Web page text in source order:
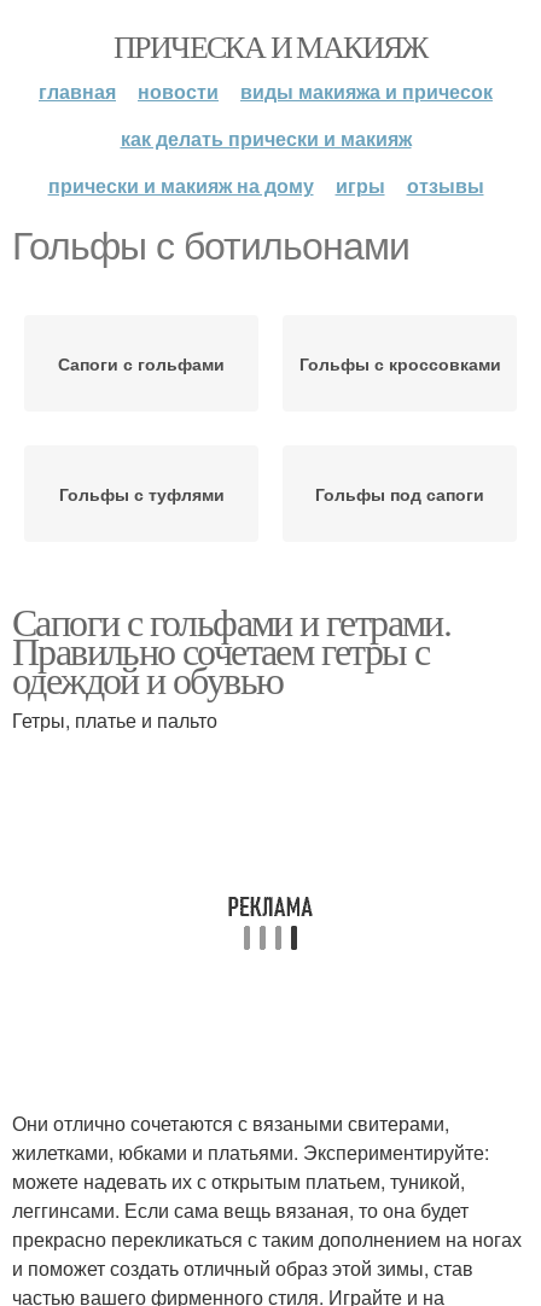
ПРИЧЕСКА И МАКИЯЖ
главная новости
виды макияжа и причесок
как делать прически и макияж
прически и макияж на дому
игры отзывы
Гольфы с ботильонами
Сапоги с гольфами Гольфы с кроссовками
Гольфы с туфлями Гольфы под сапоги
Сапоги с гольфами и гетрами.
Правильно сочетаем гетры с
одеждой и обувью
Гетры, платье и пальто
Они отлично сочетаются с вязаными свитерами,
жилетками, юбками и платьями. Экспериментируйте:
можете надевать их с открытым платьем, туникой,
леггинсами. Если сама вещь вязаная, то она будет
прекрасно перекликаться с таким дополнением на ногах
и поможет создать отличный образ этой зимы, став
частью вашего фирменного стиля. Играйте и на